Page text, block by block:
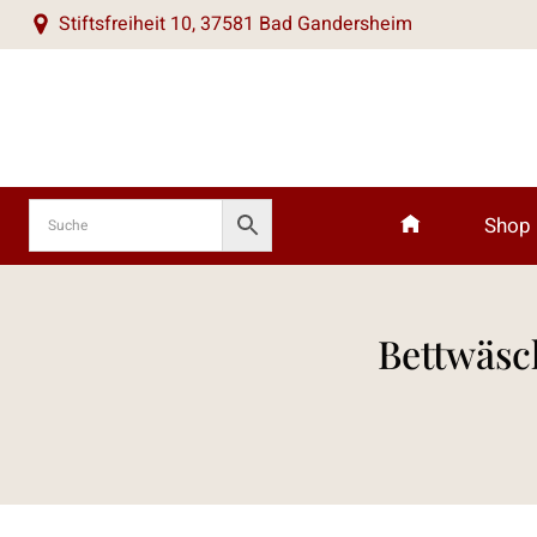
Zum
Inhalt
Stiftsfreiheit 10, 37581 Bad Gandersheim
Shop